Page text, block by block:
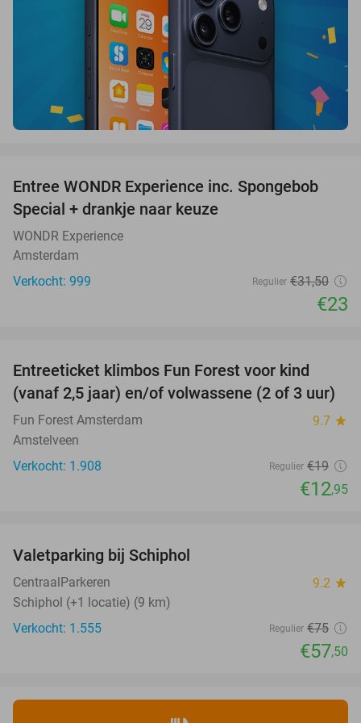
27%
Entree WONDR Experience inc. Spongebob
Special + drankje naar keuze
WONDR Experience
Amsterdam
Verkocht: 999
Regulier €31,50
€23
Entreeticket klimbos Fun Forest voor kind
(vanaf 2,5 jaar) en/of volwassene (2 of 3 uur)
Fun Forest Amsterdam 9.7 star
Amstelveen
Verkocht: 1.908
Regulier €19
€12,95
Valetparking bij Schiphol
CentraalParkeren 9.2 star
Schiphol (+1 locatie) (9 km)
Verkocht: 1.555
Regulier €75
€57,50